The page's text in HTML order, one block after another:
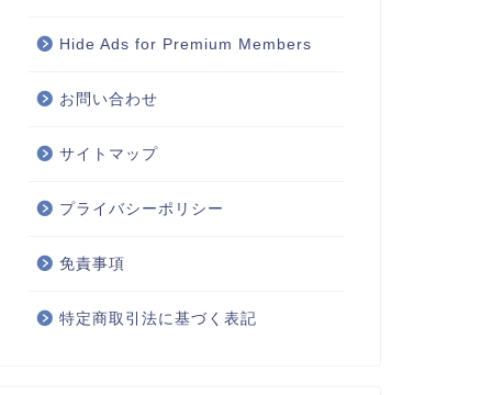
Hide Ads for Premium Members
お問い合わせ
サイトマップ
プライバシーポリシー
免責事項
特定商取引法に基づく表記